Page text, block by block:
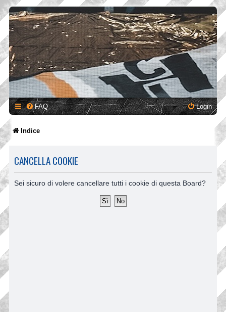
FAQ Login
Indice
CANCELLA COOKIE
Sei sicuro di volere cancellare tutti i cookie di questa Board?